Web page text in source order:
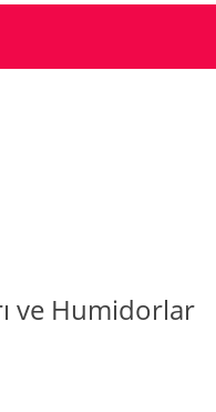
ve Humidorlar